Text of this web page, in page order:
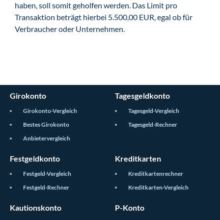
haben, soll somit geholfen werden. Das Limit pro
Transaktion beträgt hierbei 5.500,00 EUR, egal ob für
Verbraucher oder Unternehmen.
Girokonto
Girokonto-Vergleich
Bestes Girokonto
Anbietervergleich
Tagesgeldkonto
Tagesgeld-Vergleich
Tagesgeld-Rechner
Festgeldkonto
Festgeld-Vergleich
Festgeld-Rechner
Kreditkarten
Kreditkartenrechner
Kreditkarten-Vergleich
Kautionskonto P-Konto